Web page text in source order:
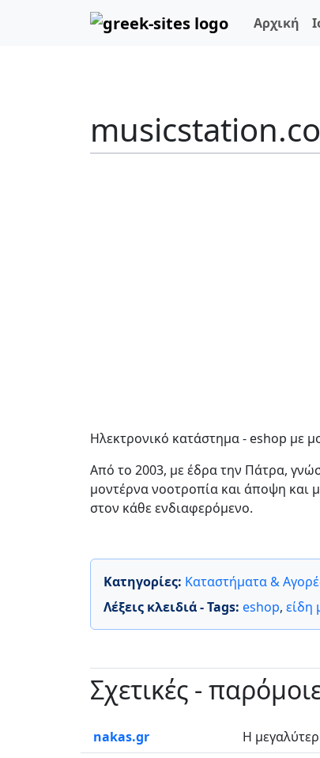
Αρχική
Ηλεκτρονικό κατάστημα - eshop με
Από το 2003, με έδρα την Πάτρα,
μοντέρνα νοοτροπία και άποψη και
στον κάθε ενδιαφερόμενο.
Κατηγορίες: Καταστήματα &
Λέξεις κλειδιά - Tags: eshop, είδη
Σχετικές -
nakas.gr Η